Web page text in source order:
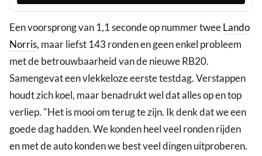
Een voorsprong van 1,1 seconde op nummer tweeLando
Norris, maar liefst 143 ronden en geen enkel probleem
met de betrouwbaarheid van de nieuwe RB20.
Samengevat een vlekkeloze eerste testdag. Verstappen
houdt zich koel, maar benadrukt wel dat alles op en top
verliep. "Het is mooi om terug te zijn. Ik denk dat we een
goede dag hadden. We konden heel veel ronden rijden
en met de auto konden we best veel dingen uitproberen.